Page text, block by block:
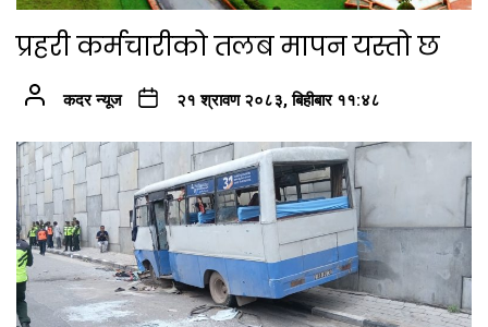
प्रहरी कर्मचारीको तलब मापन यस्तो छ
कदर न्यूज २१ श्रावण २०८३, बिहीबार ११:४८